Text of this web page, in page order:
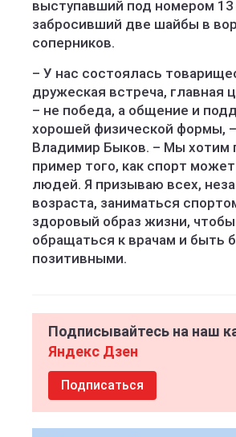
выступавший под номером 13
забросивший две шайбы в
соперников.
– У нас состоялась
дружеская встреча, главная
– не победа, а общение и
хорошей физической формы,
Владимир Быков. – Мы хотим
пример того, как спорт
людей. Я призываю всех,
возраста, заниматься
здоровый образ жизни,
обращаться к врачам и быть
позитивными.
Подписывайтесь на наш
Яндекс Дзен
Подписаться